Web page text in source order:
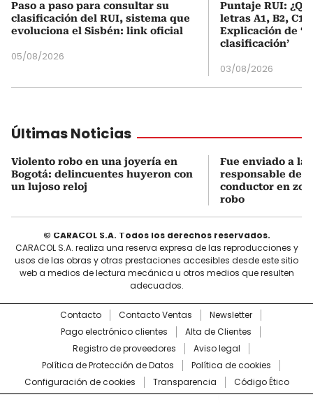
Paso a paso para consultar su
clasificación del RUI, sistema que
evoluciona el Sisbén: link oficial
05/08/2026
Puntaje RUI:
letras A1, B2, C1
Explicación de
clasificación’
03/08/2026
Últimas Noticias
Violento robo en una joyería en
Bogotá: delincuentes huyeron con
un lujoso reloj
Fue enviado a la
responsable de
conductor en
robo
© CARACOL S.A. Todos los derechos reservados.
CARACOL S.A. realiza una reserva expresa de las reproducciones y
usos de las obras y otras prestaciones accesibles desde este sitio
web a medios de lectura mecánica u otros medios que resulten
adecuados.
Contacto Contacto Ventas
Newsletter
Pago electrónico clientes
Alta de Clientes
Registro de proveedores
Aviso legal
Política de Protección de Datos
Política de cookies
Configuración de cookies
Transparencia Código Ético